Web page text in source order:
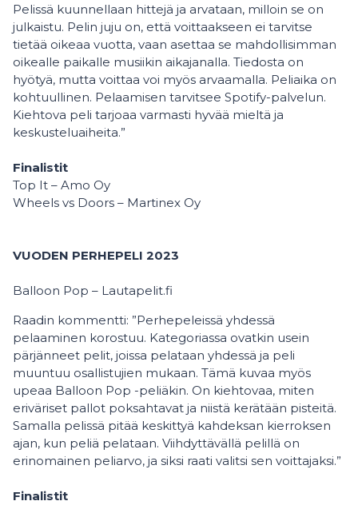
Pelissä kuunnellaan hittejä ja arvataan, milloin se on
julkaistu. Pelin juju on, että voittaakseen ei tarvitse
tietää oikeaa vuotta, vaan asettaa se mahdollisimman
oikealle paikalle musiikin aikajanalla. Tiedosta on
hyötyä, mutta voittaa voi myös arvaamalla. Peliaika on
kohtuullinen. Pelaamisen tarvitsee Spotify-palvelun.
Kiehtova peli tarjoaa varmasti hyvää mieltä ja
keskusteluaiheita.”
Finalistit
Top It – Amo Oy
Wheels vs Doors – Martinex Oy
VUODEN PERHEPELI 2023
Balloon Pop – Lautapelit.fi
Raadin kommentti: ”Perhepeleissä yhdessä
pelaaminen korostuu. Kategoriassa ovatkin usein
pärjänneet pelit, joissa pelataan yhdessä ja peli
muuntuu osallistujien mukaan. Tämä kuvaa myös
upeaa Balloon Pop -peliäkin. On kiehtovaa, miten
eriväriset pallot poksahtavat ja niistä kerätään pisteitä.
Samalla pelissä pitää keskittyä kahdeksan kierroksen
ajan, kun peliä pelataan. Viihdyttävällä pelillä on
erinomainen peliarvo, ja siksi raati valitsi sen voittajaksi.”
Finalistit